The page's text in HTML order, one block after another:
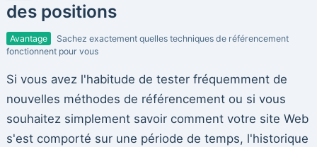
des positions
Avantage
Sachez exactement quelles techniques de référencement
fonctionnent pour vous
Si vous avez l'habitude de tester fréquemment de
nouvelles méthodes de référencement ou si vous
souhaitez simplement savoir comment votre site Web
s'est comporté sur une période de temps, l'historique